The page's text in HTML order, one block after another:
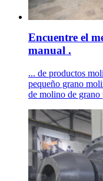
Encuentre el
manual .
... de productos
pequeño grano
de molino de grano